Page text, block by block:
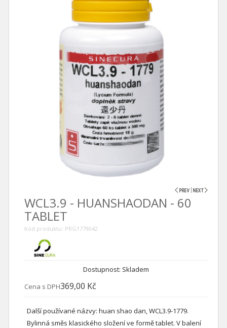
WCL3.9 - HUANSHAODAN - 60
TABLET
Kód produktu: PRG1779042
Dostupnost: Skladem
Cena s DPH369,00 Kč
Další používané názvy: huan shao dan, WCL3.9-1779.
Bylinná směs klasického složení ve formě tablet. V balení